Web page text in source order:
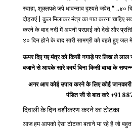
स्वाहा, शुक्लपक्षे जपे धावन्ताव दृश्यते जपेत् “ ..४०
दोहराएं | कुल मिलाकर मंत्र का पाठ करना चाहिए
करने के बाद नदी में अपनी परछाई को देखें और
४० दिन होने के बाद सारी सामग्री को बहते हुए जल
ऊपर दिए गए मंत्र को किसी नगाड़े पर लिख ले
बजाने से आपके सारे कार्य बिना किसी बाधा के सम्पन्न
अगर आप कोई उपाय करने के लिए कोई
पंडित जी से बात करे +91
दिवाली के दिन वशीकरण करने का टोटका
आज हम आपको ऐसा टोटका बताने या रहे है जो बहुत